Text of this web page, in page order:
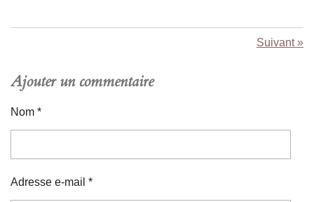
Suivant»
Ajouter un commentaire
Nom *
Adresse e-mail *